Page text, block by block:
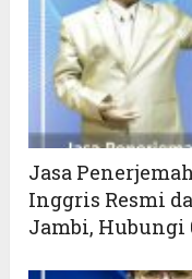
Jasa
Inggris Resmi
Jambi, Hubungi